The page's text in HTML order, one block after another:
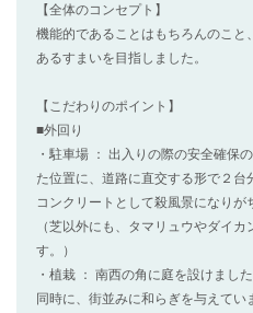
【全体のコンセプト】
機能的であることはもちろんのこと
あるすまいを目指しました。
【こだわりのポイント】
■外回り
・駐車場 ： 出入りの際の安全確保
た位置に、道路に直交する形で２
コンクリートとして殺風景になりが
（芝以外にも、タマリュウやダイ
す。）
・植栽 ： 南西の角に庭を設けまし
同時に、街並みに和らぎを与えてい